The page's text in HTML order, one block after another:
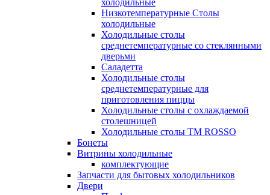
Низкотемпературные Столы
холодильные
Холодильные столы
среднетемпературные со стеклянными
дверьми
Саладетта
Холодильные столы
среднетемпературные для
приготовления пиццы
Холодильные столы с охлаждаемой
столешницей
Холодильные столы ТМ ROSSO
Бонеты
Витрины холодильные
комплектующие
Запчасти для бытовых холодильников
Двери